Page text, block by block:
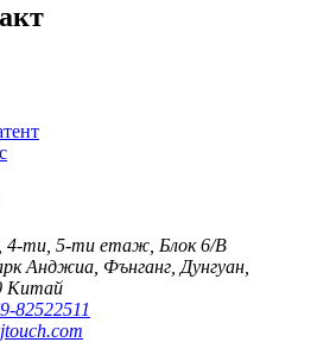
4-ти, 5-ти етаж, Блок 6/B
Анджиа, Фънганг, Дунгуан,
Китай
82522511